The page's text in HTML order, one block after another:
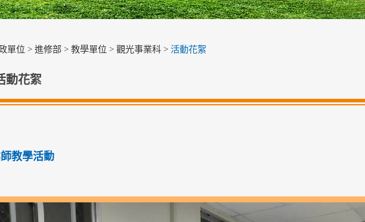
單位 > 進修部 > 教學單位 > 觀光事業科 > 活動花絮
動花絮
教學活動